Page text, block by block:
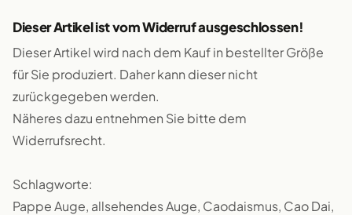
Dieser Artikel ist vom Widerruf ausgeschlossen!
Dieser Artikel wird nach dem Kauf in bestellter Größe
für Sie produziert. Daher kann dieser nicht
zurückgegeben werden.
Näheres dazu entnehmen Sie bitte dem
Widerrufsrecht.
Schlagworte:
Pappe Auge, allsehendes Auge, Caodaismus, Cao Dai,